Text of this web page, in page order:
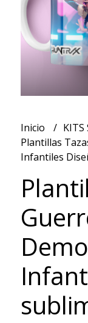
Inicio KITS
Plantillas
Infantiles